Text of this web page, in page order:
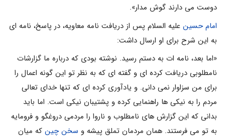
دوست مى دارند گوش مدار».
امام حسین علیه السلام پس از دریافت نامه معاویه، در پاسخ، نامه اى
به این شرح براى او ارسال داشت:
«اما بعد، نامه ات به دستم رسید. نوشته بودى که درباره ما گزارشات
نامطلوبى دریافت کرده اى و گفته اى که به نظر تو این گونه اعمال را
براى من سزاوار نمى دانى. و یادآورى کرده اى که تنها خداى تعالى
مردم را به نیکی ها راهنمایى کرده و پشتیبان نیکى است. اما باید
بدانى که این گزارش هاى نامطلوب و ناروا را مردمى دروغگو و فرومایه
به تو مى فرستند. همان مردمان تملق پیشه و سخن چین که میان